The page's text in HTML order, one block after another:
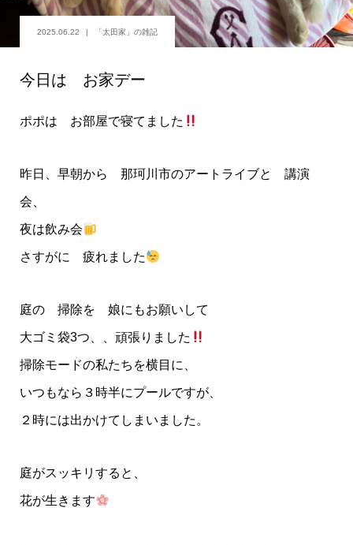
2025.06.22 「太田家」の雑記
今日は お家デー
ポポは お部屋で寝てました
昨日、早朝から 那珂川市のアートライブと 講演
会、
夜は飲み会
さすがに 疲れました
庭の 掃除を 娘にもお願いして
大ゴミ袋3つ、、頑張りました
掃除モードの私たちを横目に、
いつもなら３時半にプールですが、
２時には出かけてしまいました。
庭がスッキリすると、
花が生きます